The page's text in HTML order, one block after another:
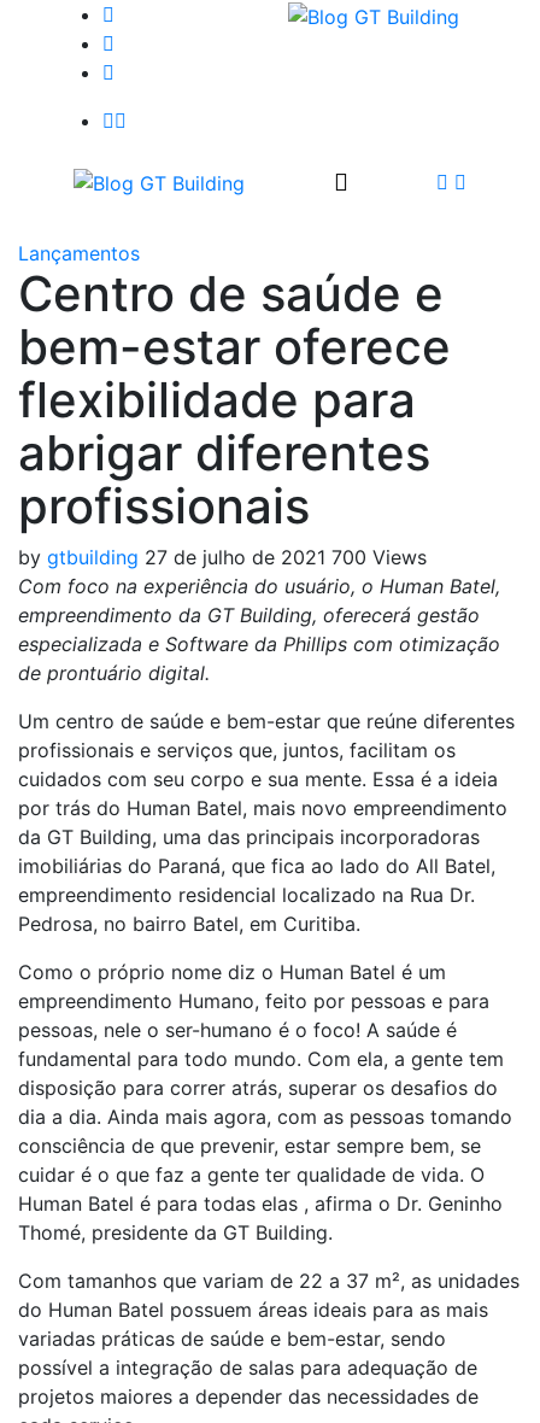
Lançamentos
Centro de saúde e
bem-estar oferece
flexibilidade para
abrigar diferentes
profissionais
by gtbuilding 27 de julho de 2021 700 Views
Com foco na experiência do usuário, o Human Batel,
empreendimento da GT Building, oferecerá gestão
especializada e Software da Phillips com otimização
de prontuário digital.
Um centro de saúde e bem-estar que reúne diferentes
profissionais e serviços que, juntos, facilitam os
cuidados com seu corpo e sua mente. Essa é a ideia
por trás do Human Batel, mais novo empreendimento
da GT Building, uma das principais incorporadoras
imobiliárias do Paraná, que fica ao lado do All Batel,
empreendimento residencial localizado na Rua Dr.
Pedrosa, no bairro Batel, em Curitiba.
Como o próprio nome diz o Human Batel é um
empreendimento Humano, feito por pessoas e para
pessoas, nele o ser-humano é o foco! A saúde é
fundamental para todo mundo. Com ela, a gente tem
disposição para correr atrás, superar os desafios do
dia a dia. Ainda mais agora, com as pessoas tomando
consciência de que prevenir, estar sempre bem, se
cuidar é o que faz a gente ter qualidade de vida. O
Human Batel é para todas elas , afirma o Dr. Geninho
Thomé, presidente da GT Building.
Com tamanhos que variam de 22 a 37 m², as unidades
do Human Batel possuem áreas ideais para as mais
variadas práticas de saúde e bem-estar, sendo
possível a integração de salas para adequação de
projetos maiores a depender das necessidades de